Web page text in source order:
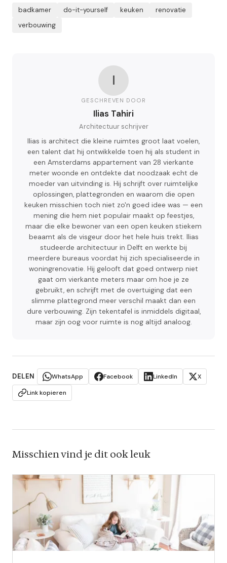
badkamer do-it-yourself keuken
renovatie
verbouwing
I
GESCHREVEN DOOR
Ilias Tahiri
Architectuur schrijver
Ilias is architect die kleine ruimtes groot laat voelen,
een talent dat hij ontwikkelde toen hij als student in
een Amsterdams appartement van 28 vierkante
meter woonde en ontdekte dat noodzaak echt de
moeder van uitvinding is. Hij schrijft over ruimtelijke
oplossingen, plattegronden en waarom die open
keuken misschien toch niet zo'n goed idee was — een
mening die hem niet populair maakt op feestjes,
maar die elke bewoner van een open keuken stiekem
beaamt als de visgeur door het hele huis trekt. Ilias
studeerde architectuur in Delft en werkte bij
meerdere bureaus voordat hij zich specialiseerde in
woningrenovatie. Hij gelooft dat goed ontwerp niet
gaat om vierkante meters maar om hoe je ze
gebruikt, en schrijft met de overtuiging dat een
slimme plattegrond meer verschil maakt dan een
dure verbouwing. Zijn tekentafel is inmiddels digitaal,
maar zijn oog voor ruimte is nog altijd analoog.
DELEN WhatsApp Facebook LinkedIn
X
Link kopieren
Misschien vind je dit ook leuk